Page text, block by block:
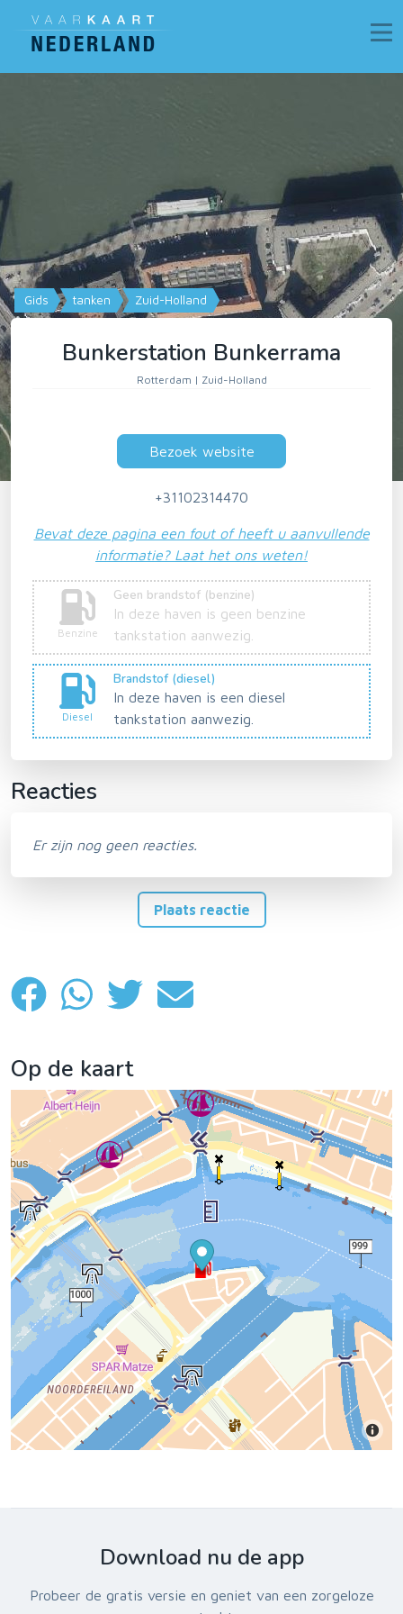
Gids tanken Zuid-Holland
Bunkerstation Bunkerrama
Rotterdam | Zuid-Holland
Bezoek website
+31102314470
Bevat deze pagina een fout of heeft u aanvullende
informatie? Laat het ons weten!
Benzine
Geen brandstof (benzine)
In deze haven is geen benzine
tankstation aanwezig.
Diesel
Brandstof (diesel)
In deze haven is een diesel
tankstation aanwezig.
Reacties
Er zijn nog geen reacties.
Plaats reactie
Op de kaart
Download nu de app
Probeer de gratis versie en geniet van een zorgeloze